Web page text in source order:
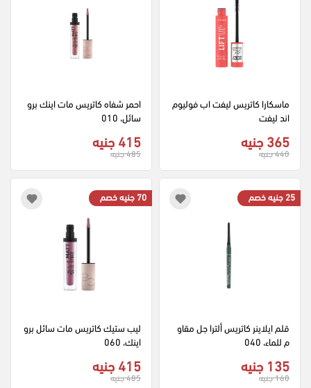
اند ليفت
365 جنيه
440 جنيه
سائل، 010
415 جنيه
485 جنيه
25 جنيه خصم
قلم ايلاينر كاتريس ألترا جل مقاو
م للماء، 040
135 جنيه
160 جنيه
70 جنيه خصم
اينك، 060
415 جنيه
485 جنيه